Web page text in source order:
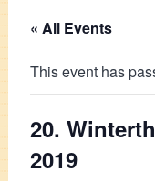
« All Events
This event has
20.
2019